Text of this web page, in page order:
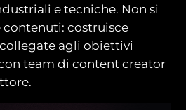
e tecniche. Non si
costruisce
agli obiettivi
team di content creator